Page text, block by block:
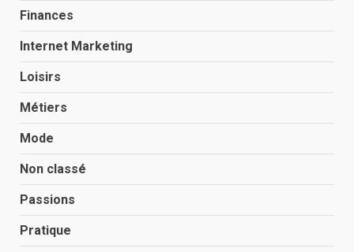
Finances
Internet Marketing
Loisirs
Métiers
Mode
Non classé
Passions
Pratique